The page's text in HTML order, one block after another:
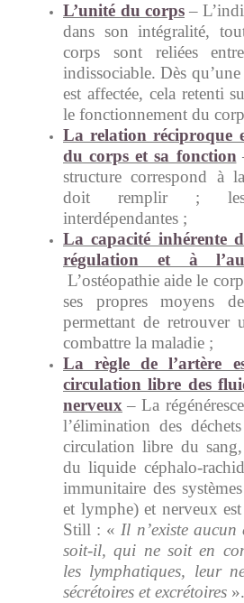
L’unité du corps –
dans son intégralité,
corps sont reliées
indissociable. Dès
est affectée, cela retenti
le fonctionnement du
La relation réciproque
du corps et sa fonction
structure correspond à
doit remplir ;
interdépendantes ;
La capacité inhérente
régulation et à
L’ostéopathie aide le
ses propres moyens
permettant de retrouver
combattre la maladie ;
La règle de l’artère
circulation libre des
nerveux – La
l’élimination des
circulation libre du
du liquide céphalo-
immunitaire des
et lymphe) et nerveux
Still : « Il n’existe aucun
soit-il, qui ne soit en
les lymphatiques, leur
sécrétoires et excrétoires ».